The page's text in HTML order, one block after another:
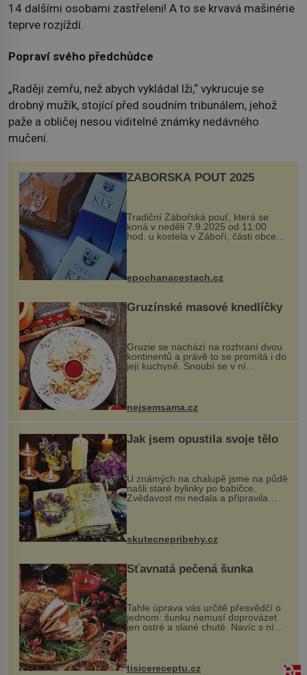
14 dalšími osobami zastřeleni! A to se krvavá mašinérie
teprve rozjíždí.
Popraví svého předchůdce
„Raději zemřu, než abych vykládal lži,“ vykrucuje se
drobný mužík, stojící před soudním tribunálem, jehož
paže a obličej nesou viditelné známky nedávného
mučení.
ZÁBOŘSKÁ POUŤ 2025
Tradiční Zábořská pouť, která se
koná v neděli 7.9.2025 od 11:00
hod. u kostela v Záboří, části obce
Kly u Mělníka. V programu naleznete
komentovanou prohlídku kostela,
epochanacestach.cz
Gruzínské masové knedlíčky
Gruzie se nachází na rozhraní dvou
kontinentů a právě to se promítá i do
její kuchyně. Snoubí se v ní
evropské a asijské chutě a díky tomu
pokrmy, které rozhodně st...
nejsemsama.cz
Jak jsem opustila svoje tělo
U známých na chalupě jsme na půdě
našli staré bylinky po babičce.
Zvědavost mi nedala a připravila
jsem si z nich lektvar… Zimní pobyt
na chalupě se pro mě vlastní vinou
změnil v děsivý zážitek, na kt...
skutecnepribehy.cz
Šťavnatá pečená šunka
Tahle úprava vás určitě přesvědčí o
jednom: šunku nemusí doprovázet
jen ostré a slané chutě. Navíc s ní
nakrmíte poměrně hodně hladových
krků. Ingredience sádlo 3 kg šunky
vcelku 3 stroužky česneku hl...
tisicereceptu.cz